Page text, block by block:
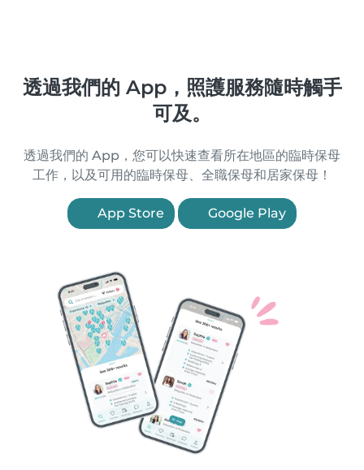
透過我們的 App，照護服務隨時觸手
可及。
透過我們的 App，您可以快速查看所在地區的臨時保母
工作，以及可用的臨時保母、全職保母和居家保母！
App Store Google Play